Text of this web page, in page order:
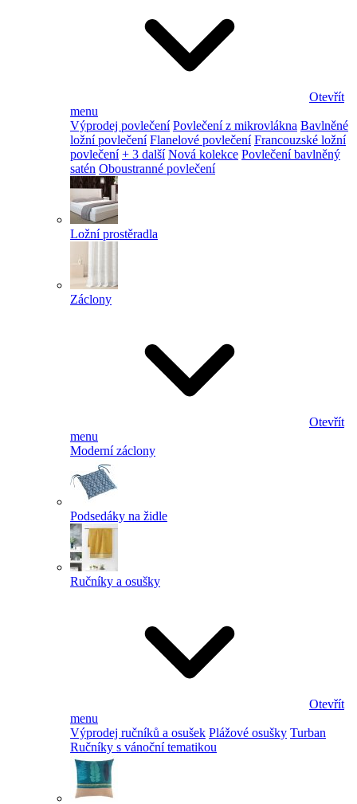
Otevřít
menu
Výprodej povlečení Povlečení z mikrovlákna Bavlněné
ložní povlečení Flanelové povlečení Francouzské ložní
povlečení + 3 další Nová kolekce Povlečení bavlněný
satén Oboustranné povlečení
Ložní prostěradla
Záclony
Otevřít
menu
Moderní záclony
Podsedáky na židle
Ručníky a osušky
Otevřít
menu
Výprodej ručníků a osušek Plážové osušky Turban
Ručníky s vánoční tematikou